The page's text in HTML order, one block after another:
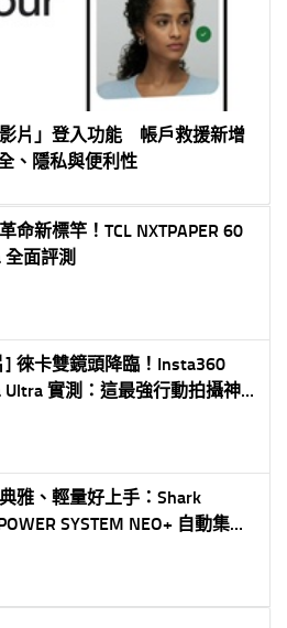
影片」登入功能 帳戶救援新增
、隱私與便利性
命新標竿！TCL NXTPAPER 60
全面評測
] 徠卡雙鏡頭降臨！Insta360
Ultra 實測：這最強行動拍攝神
雅、輕量好上手：Shark
SYSTEM NEO+ 自動集塵